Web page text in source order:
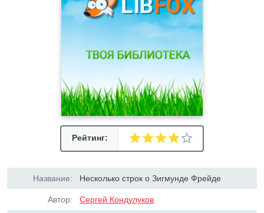
Рейтинг:
Название: Несколько строк о Зигмунде Фрейде
Автор: Сергей Кондулуков